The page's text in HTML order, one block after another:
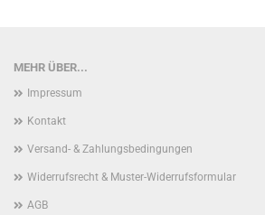
MEHR ÜBER...
Impressum
Kontakt
Versand- & Zahlungsbedingungen
Widerrufsrecht & Muster-Widerrufsformular
AGB